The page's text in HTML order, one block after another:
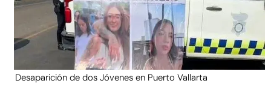
Desaparición de dos Jóvenes en Puerto Vallarta